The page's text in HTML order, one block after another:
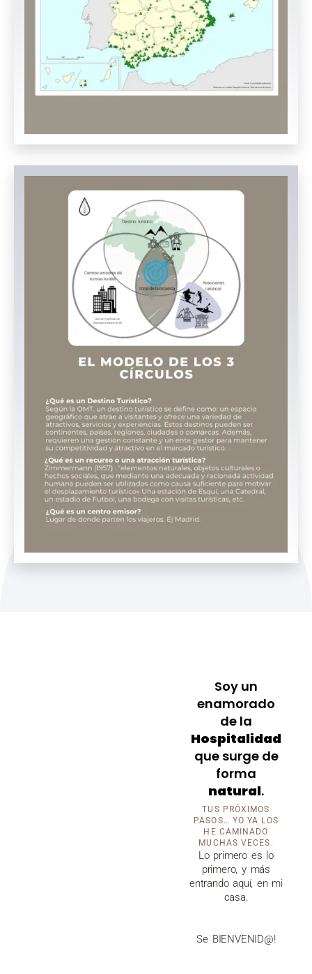
Soy un
enamorado
de la
Hospitalidad
que surge de
forma
natural.
TUS PRÓXIMOS
PASOS… YO YA LOS
HE CAMINADO
MUCHAS VECES.
Lo primero es lo
primero, y más
entrando aquí, en mi
casa.
Se BIENVENID@!